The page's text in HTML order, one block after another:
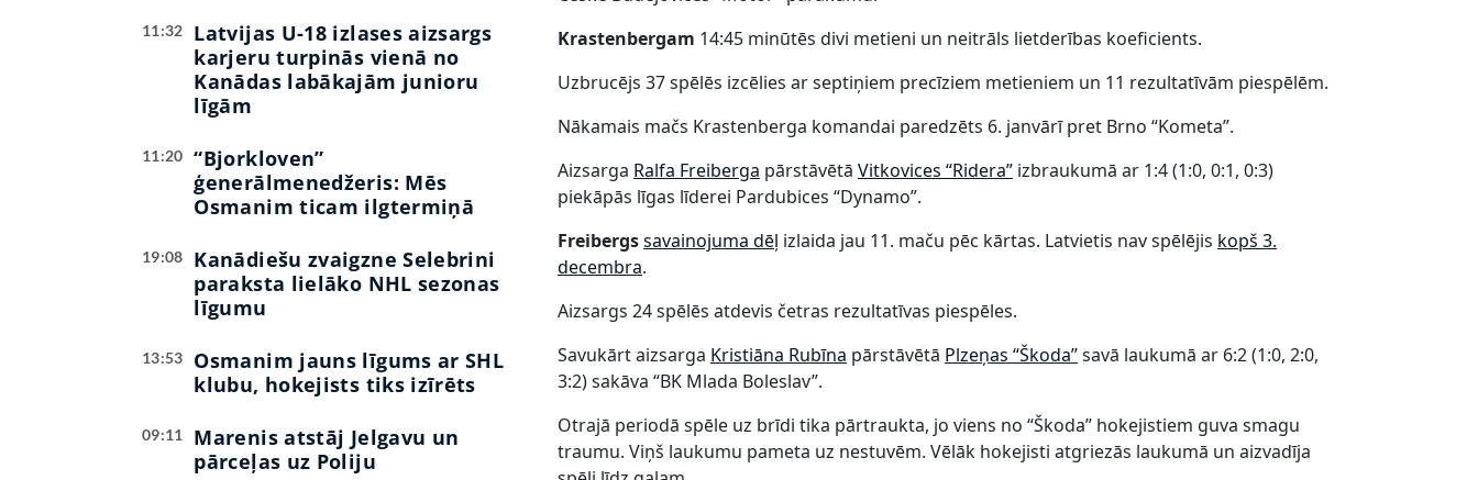
11:32
Latvijas U-18 izlases aizsargs
karjeru turpinās vienā no
Kanādas labākajām junioru
līgām
11:20
“Bjorkloven”
ģenerālmenedžeris: Mēs
Osmanim ticam ilgtermiņā
19:08
Kanādiešu zvaigzne Selebrini
paraksta lielāko NHL sezonas
līgumu
13:53
Osmanim jauns līgums ar SHL
klubu, hokejists tiks izīrēts
09:11
Marenis atstāj Jelgavu un
pārceļas uz Poliju
Krastenbergam 14:45 minūtēs divi metieni un neitrāls lietderības koeficients.
Uzbrucējs 37 spēlēs izcēlies ar septiņiem precīziem metieniem un 11 rezultatīvām piespēlēm.
Nākamais mačs Krastenberga komandai paredzēts 6. janvārī pret Brno “Kometa”.
Aizsarga Ralfa Freiberga pārstāvētā Vitkovices “Ridera” izbraukumā ar 1:4 (1:0, 0:1, 0:3)
piekāpās līgas līderei Pardubices “Dynamo”.
Freibergssavainojuma dēļ izlaida jau 11. maču pēc kārtas. Latvietis nav spēlējis kopš 3.
decembra.
Aizsargs 24 spēlēs atdevis četras rezultatīvas piespēles.
Savukārt aizsarga Kristiāna Rubīna pārstāvētā Plzeņas “Škoda”savā laukumā ar 6:2 (1:0, 2:0,
3:2) sakāva “BK Mlada Boleslav”.
Otrajā periodā spēle uz brīdi tika pārtraukta, jo viens no “Škoda” hokejistiem guva smagu
traumu. Viņš laukumu pameta uz nestuvēm. Vēlāk hokejisti atgriezās laukumā un aizvadīja